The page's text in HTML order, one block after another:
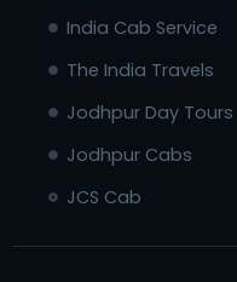
India Cab Service
The India Travels
Jodhpur Day Tours
Jodhpur Cabs
JCS Cab